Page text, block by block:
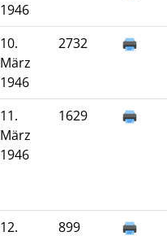
1946
10.
März
1946
2732
11.
März
1946
1629
12. 899